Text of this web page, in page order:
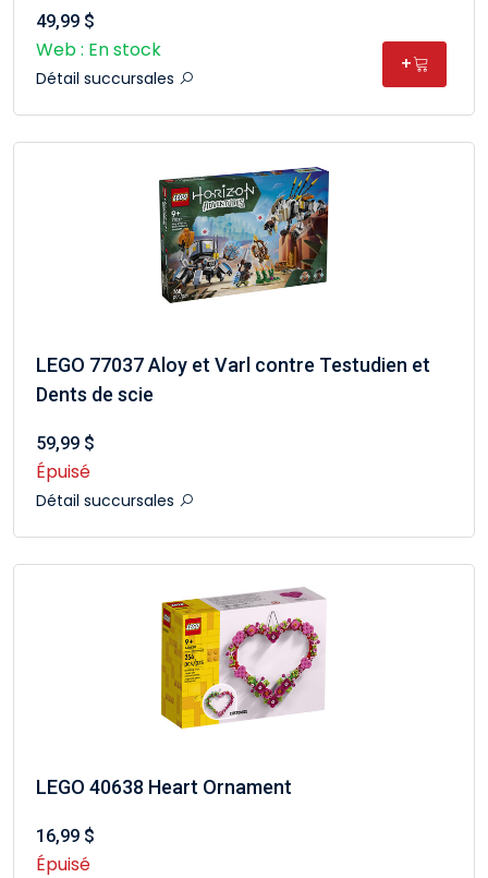
49,99 $
Web : En stock
Détail succursales
+
LEGO 77037 Aloy et Varl contre Testudien et
Dents de scie
59,99 $
Épuisé
Détail succursales
LEGO 40638 Heart Ornament
16,99 $
Épuisé